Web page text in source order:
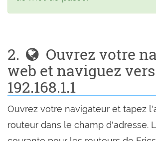
2.
Ouvrez votre
web et naviguez vers
192.168.1.1
Ouvrez votre navigateur et tapez
routeur dans le champ d'adresse.